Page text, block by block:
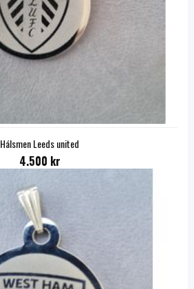
Hálsmen Leeds united
4.500 kr